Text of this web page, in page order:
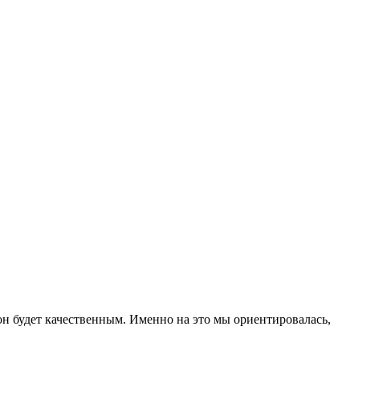
будет качественным. Именно на это мы ориентировалась,